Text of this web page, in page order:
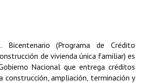
Bicentenario (Programa de Crédito
de vivienda única familiar) es
Nacional que entrega créditos
construcción, ampliación, terminación y